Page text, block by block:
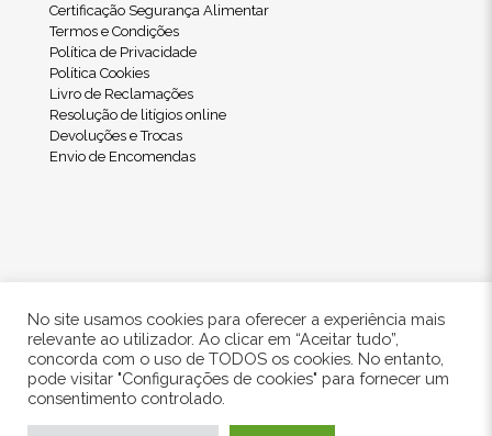
Certificação Segurança Alimentar
Termos e Condições
Política de Privacidade
Política Cookies
Livro de Reclamações
Resolução de litígios online
Devoluções e Trocas
Envio de Encomendas
© 2024 Freshwood. All Rights Reserved.
No site usamos cookies para oferecer a experiência mais
relevante ao utilizador. Ao clicar em “Aceitar tudo”,
concorda com o uso de TODOS os cookies. No entanto,
pode visitar "Configurações de cookies" para fornecer um
consentimento controlado.